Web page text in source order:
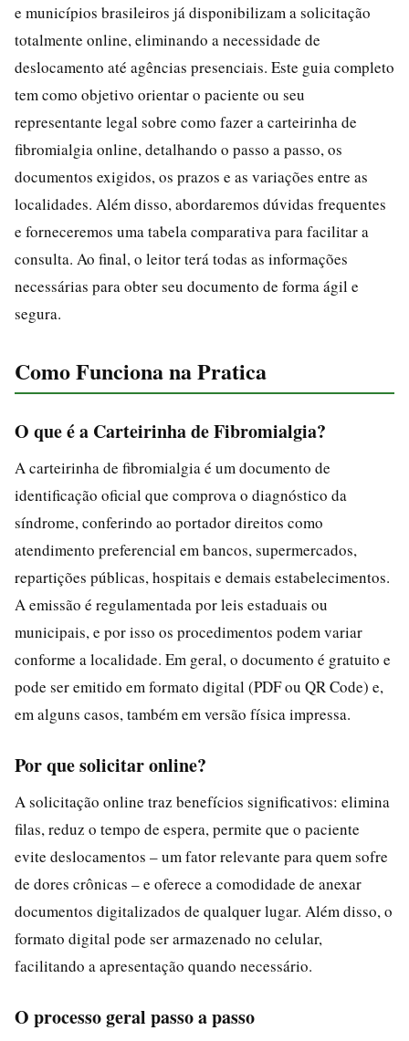
e municípios brasileiros já disponibilizam a solicitação
totalmente online, eliminando a necessidade de
deslocamento até agências presenciais. Este guia completo
tem como objetivo orientar o paciente ou seu
representante legal sobre como fazer a carteirinha de
fibromialgia online, detalhando o passo a passo, os
documentos exigidos, os prazos e as variações entre as
localidades. Além disso, abordaremos dúvidas frequentes
e forneceremos uma tabela comparativa para facilitar a
consulta. Ao final, o leitor terá todas as informações
necessárias para obter seu documento de forma ágil e
segura.
Como Funciona na Pratica
O que é a Carteirinha de Fibromialgia?
A carteirinha de fibromialgia é um documento de
identificação oficial que comprova o diagnóstico da
síndrome, conferindo ao portador direitos como
atendimento preferencial em bancos, supermercados,
repartições públicas, hospitais e demais estabelecimentos.
A emissão é regulamentada por leis estaduais ou
municipais, e por isso os procedimentos podem variar
conforme a localidade. Em geral, o documento é gratuito e
pode ser emitido em formato digital (PDF ou QR Code) e,
em alguns casos, também em versão física impressa.
Por que solicitar online?
A solicitação online traz benefícios significativos: elimina
filas, reduz o tempo de espera, permite que o paciente
evite deslocamentos – um fator relevante para quem sofre
de dores crônicas – e oferece a comodidade de anexar
documentos digitalizados de qualquer lugar. Além disso, o
formato digital pode ser armazenado no celular,
facilitando a apresentação quando necessário.
O processo geral passo a passo